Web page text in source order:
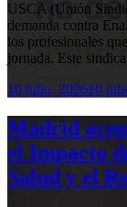
USCA (Unión
demanda contra
los profesionales
jornada. Este
10 julio, 202610
Madrid
el Impacto
Salud y el